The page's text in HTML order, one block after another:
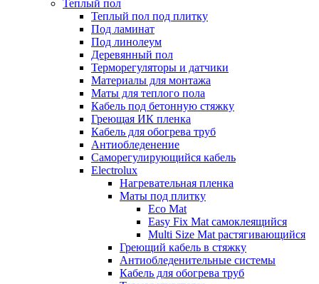
Теплый пол
Теплый пол под плитку
Под ламинат
Под линолеум
Деревянный пол
Терморегуляторы и датчики
Материалы для монтажа
Маты для теплого пола
Кабель под бетонную стяжку
Греющая ИК пленка
Кабель для обогрева труб
Антиобледенение
Саморегулирующийся кабель
Electrolux
Нагревательная пленка
Маты под плитку
Eco Mat
Easy Fix Mat самоклеящийся
Multi Size Mat растягивающийся
Греющий кабель в стяжку
Антиобледенительные системы
Кабель для обогрева труб